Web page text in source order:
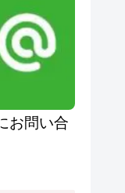
お問い合